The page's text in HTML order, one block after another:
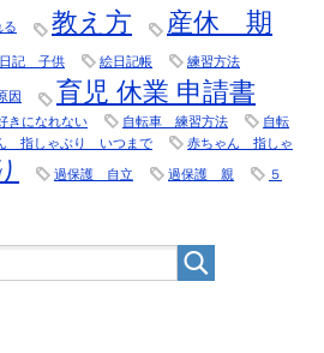
教え方
産休 期
記 子供 絵日記帳 練習方法
因 育児 休業 申請書
きになれない 自転車 練習方法
自転
指しゃぶり いつまで 赤ちゃん 指しゃ
過保護 自立 過保護 親
５